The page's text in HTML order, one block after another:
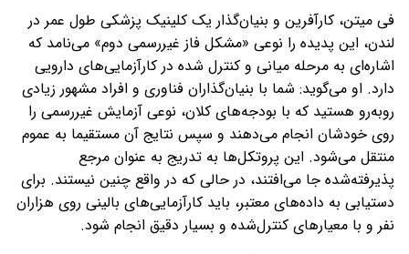
فی میتن، کارآفرین و بنیان‌گذار یک کلینیک پزشکی طول عمر در
لندن، این پدیده را نوعی «مشکل فاز غیررسمی دوم» می‌نامد که
اشاره‌ای به مرحله میانی و کنترل‌ شده در کارآزمایی‌های دارویی
دارد. او می‌گوید: شما با بنیان‌گذاران فناوری و افراد مشهور زیادی
روبه‌رو هستید که با بودجه‌های کلان، نوعی آزمایش غیررسمی را
روی خودشان انجام می‌دهند و سپس نتایج آن مستقیما به عموم
منتقل می‌شود. این پروتکل‌ها به ‌تدریج به ‌عنوان مرجع
پذیرفته‌شده جا می‌افتند، در حالی که در واقع چنین نیستند. برای
دستیابی به داده‌های معتبر، باید کارآزمایی‌های بالینی روی هزاران
نفر و با معیارهای کنترل‌شده و بسیار دقیق انجام شود.